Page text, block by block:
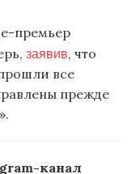
премьер
заявив, что
все
прежде
канал